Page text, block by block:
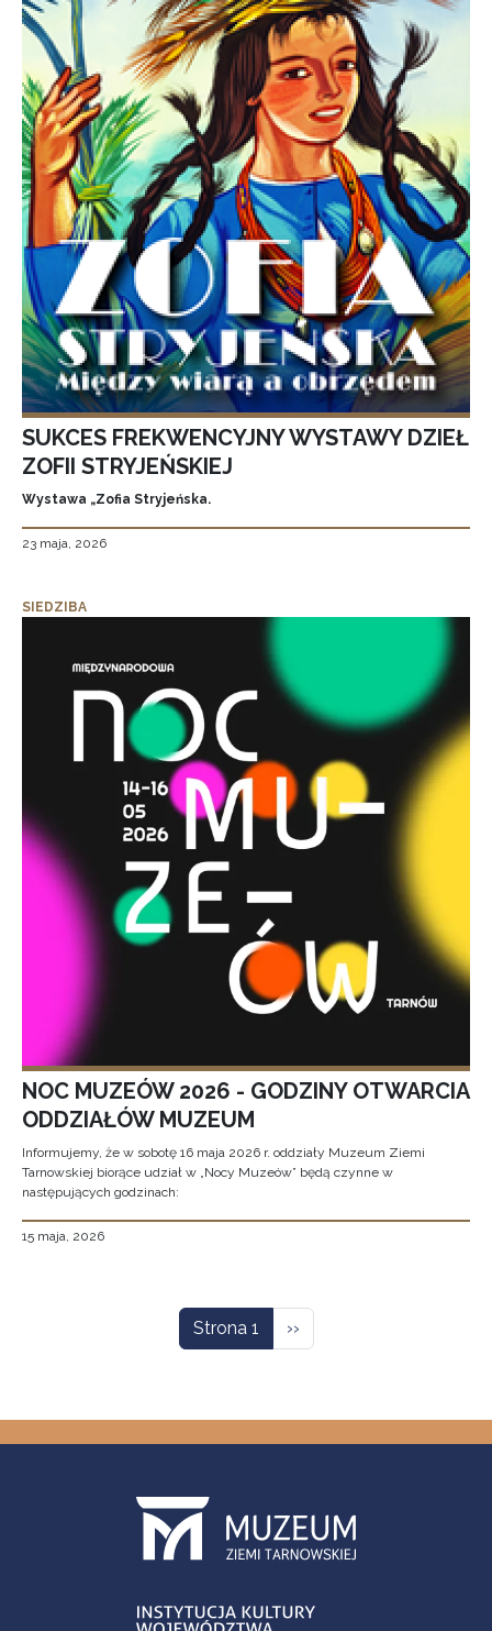
SUKCES FREKWENCYJNY WYSTAWY DZIEŁ
ZOFII STRYJEŃSKIEJ
Wystawa „Zofia Stryjeńska.
23 maja, 2026
SIEDZIBA
NOC MUZEÓW 2026 - GODZINY OTWARCIA
ODDZIAŁÓW MUZEUM
Informujemy, że w sobotę 16 maja 2026 r. oddziały Muzeum Ziemi
Tarnowskiej biorące udział w „Nocy Muzeów” będą czynne w
następujących godzinach:
15 maja, 2026
Strona 1 Następna strona
››